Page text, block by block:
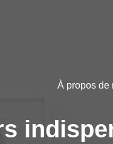
À propos de